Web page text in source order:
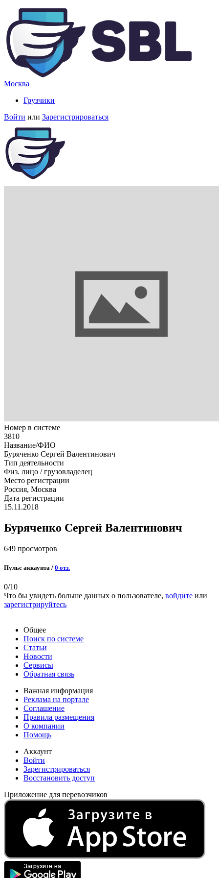
Москва
Грузчики
Войти или Зарегистрироваться
Номер в системе
3810
Название/ФИО
Буряченко Сергей Валентинович
Тип деятельности
Физ. лицо / грузовладелец
Место регистрации
Россия, Москва
Дата регистрации
15.11.2018
Буряченко Сергей Валентинович
649 просмотров
Пульс аккаунта / 0 отз.
0/10
Что бы увидеть больше данных о пользователе, войдите или
зарегистрируйтесь
Общее
Поиск по системе
Статьи
Новости
Сервисы
Обратная связь
Важная информация
Реклама на портале
Соглашение
Правила размещения
О компании
Помощь
Аккаунт
Войти
Зарегистрироваться
Восстановить доступ
Приложение для перевозчиков